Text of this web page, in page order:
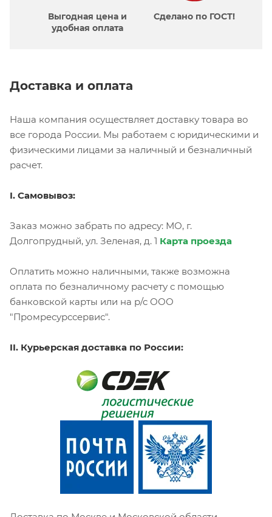
Выгодная цена и
удобная оплата
Сделано по ГОСТ!
Доставка и оплата
Наша компания осуществляет доставку товара во
все города России. Мы работаем с юридическими и
физическими лицами за наличный и безналичный
расчет.
I. Самовывоз:
Заказ можно забрать по адресу: МО, г.
Долгопрудный, ул. Зеленая, д. 1 Карта проезда
Оплатить можно наличными, также возможна
оплата по безналичному расчету с помощью
банковской карты или на р/с ООО
"Промресурссервис".
II. Курьерская доставка по России: